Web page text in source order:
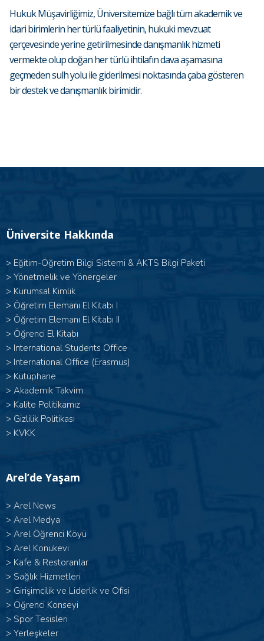
Hukuk Müşavirliğimiz, Üniversitemize bağlı tüm akademik ve
idari birimlerin her türlü faaliyetinin, hukuki mevzuat
çerçevesinde yerine getirilmesinde danışmanlık hizmeti
vermekte olup doğan her türlü ihtilafın dava aşamasına
geçmeden sulh yolu ile giderilmesi noktasında çaba gösteren
bir destek ve danışmanlık birimidir.
Üniversite Hakkında
> Eğitim-Öğretim Bilgi Sistemi & AKTS Bilgi Paketi
> Yönetmelik ve Yönergeler
> Kurumsal Kimlik
> Öğretim Elemanı El Kitabı I
> Öğretim Elemanı El Kitabı II
> Öğrenci El Kitabı
> International Students Office
> International Office (Erasmus)
> Kütüphane
> Akademik Takvim
> Kalite Politikamız
> Gizlilik Politikası
> KVKK
Arel’de Yaşam
> Arel News
> Arel Medya
> Arel Öğrenci Köyü
> Arel Konukevi
> Kafe & Restoranlar
> Sağlık Hizmetleri
> Girişimcilik ve Liderlik ve Ofisi
> Öğrenci Konseyi
> Spor Tesisleri
> Yerleşkeler